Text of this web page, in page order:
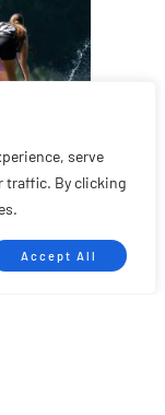
serve
traffic. By clicking
Accept All